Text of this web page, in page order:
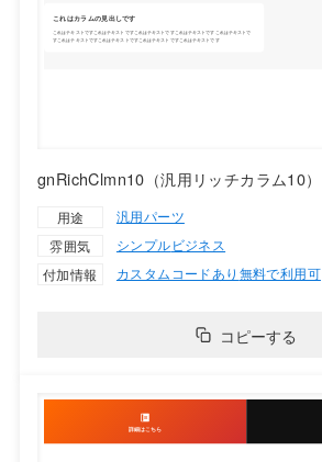
gnRichClmn10（汎用リッチカラム10）
用途
汎用パーツ
雰囲気
シンプルビジネス
付加情報
カスタムコードあり 無料で利用可
コピーする